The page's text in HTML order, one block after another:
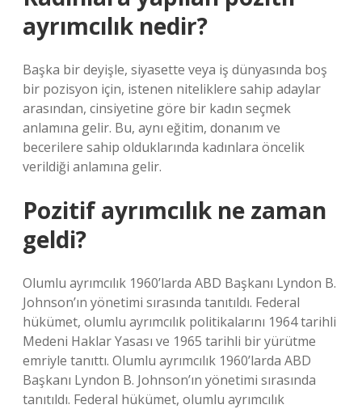
ayrımcılık nedir?
Başka bir deyişle, siyasette veya iş dünyasında boş
bir pozisyon için, istenen niteliklere sahip adaylar
arasından, cinsiyetine göre bir kadın seçmek
anlamına gelir. Bu, aynı eğitim, donanım ve
becerilere sahip olduklarında kadınlara öncelik
verildiği anlamına gelir.
Pozitif ayrımcılık ne zaman
geldi?
Olumlu ayrımcılık 1960’larda ABD Başkanı Lyndon B.
Johnson’ın yönetimi sırasında tanıtıldı. Federal
hükümet, olumlu ayrımcılık politikalarını 1964 tarihli
Medeni Haklar Yasası ve 1965 tarihli bir yürütme
emriyle tanıttı. Olumlu ayrımcılık 1960’larda ABD
Başkanı Lyndon B. Johnson’ın yönetimi sırasında
tanıtıldı. Federal hükümet, olumlu ayrımcılık